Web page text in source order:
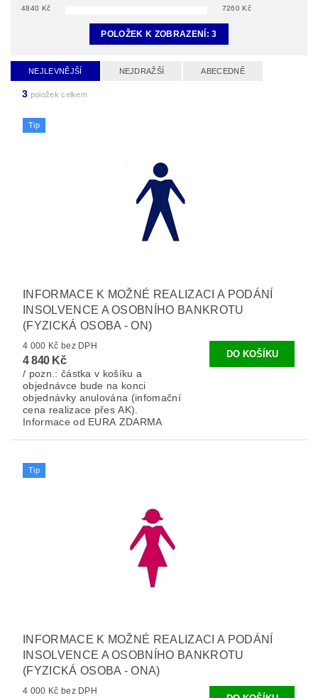
4840 Kč 7260 Kč
POLOŽEK K ZOBRAZENÍ:3
NEJLEVNĚJŠÍ NEJDRAŽŠÍ ABECEDNĚ
3 položek celkem
Tip
INFORMACE K MOŽNÉ REALIZACI A PODÁNÍ
INSOLVENCE A OSOBNÍHO BANKROTU
(FYZICKÁ OSOBA - ON)
4 000 Kč bez DPH
4 840 Kč
/ pozn.: částka v košíku a
objednávce bude na konci
objednávky anulována (infomační
cena realizace přes AK).
Informace od EURA ZDARMA
Tip
INFORMACE K MOŽNÉ REALIZACI A PODÁNÍ
INSOLVENCE A OSOBNÍHO BANKROTU
(FYZICKÁ OSOBA - ONA)
4 000 Kč bez DPH